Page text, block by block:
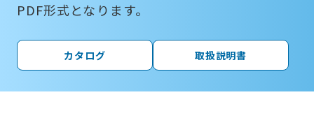
PDF形式となります。
カタログ 取扱説明書